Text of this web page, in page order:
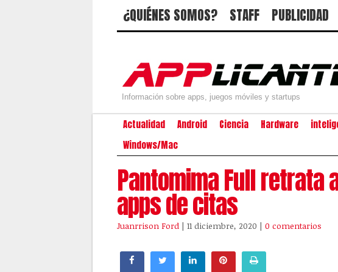
¿QUIÉNES SOMOS? STAFF PUBLICIDAD
Información sobre apps, juegos móviles y startups
Actualidad Android Ciencia Hardware
Windows/Mac
Pantomima Full retrata
apps de citas
Juanrrison Ford | 11 diciembre, 2020 | 0 comentarios